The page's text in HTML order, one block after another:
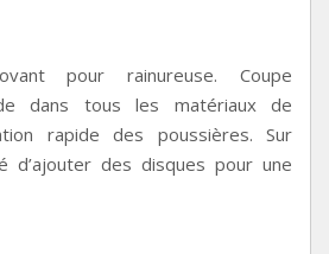
pour rainureuse. Coupe
dans tous les matériaux de
rapide des poussières. Sur
d’ajouter des disques pour une